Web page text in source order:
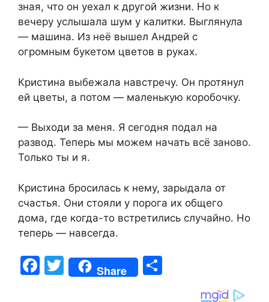
зная, что он уехал к другой жизни. Но к
вечеру услышала шум у калитки. Выглянула
— машина. Из неё вышел Андрей с
огромным букетом цветов в руках.
Кристина выбежала навстречу. Он протянул
ей цветы, а потом — маленькую коробочку.
— Выходи за меня. Я сегодня подал на
развод. Теперь мы можем начать всё заново.
Только ты и я.
Кристина бросилась к нему, зарыдала от
счастья. Они стояли у порога их общего
дома, где когда-то встретились случайно. Но
теперь — навсегда.
F
T
w
Share